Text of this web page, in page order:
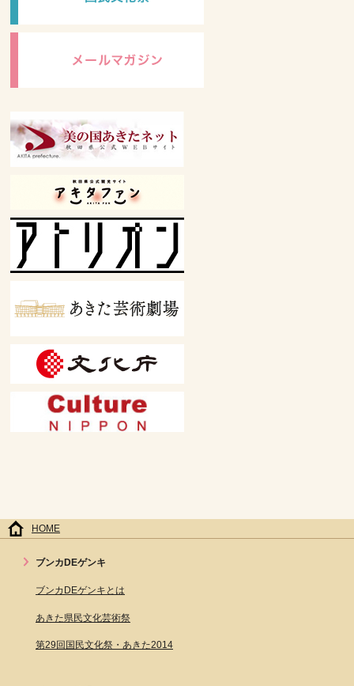
HOME
ブンカDEゲンキ
ブンカDEゲンキとは
あきた県民文化芸術祭
第29回国民文化祭・あきた2014